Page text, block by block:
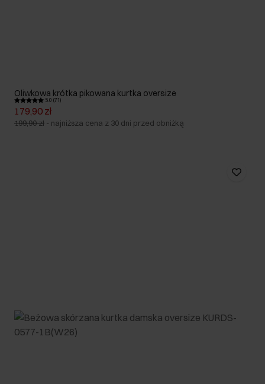
Oliwkowa krótka pikowana kurtka oversize
5.0 (71)
179,90 zł
199,90 zł - najniższa cena z 30 dni przed obniżką